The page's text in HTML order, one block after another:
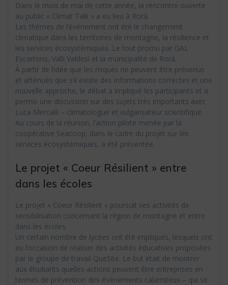
Dans le mois de mai de cette année, la rencontre ouverte
au public « Climat Talk » a eu lieu à Rorà.
Les thèmes de l’événement ont été le changement
climatique dans les territoires de montagne, la résilience et
les services écosystémiques. Le tout promu par GAL
Escartons, Valli Valdesi et la municipalité de Rorà.
À partir de l’idée que les risques ne peuvent être prévenus
et atténués que s’il existe des informations correctes et une
nouvelle approche, le débat a impliqué les participants et a
permis une discussion sur des sujets très importants avec
Luca Mercalli – climatologue et vulgarisateur scientifique.
Au cours de la réunion, l’action pilote menée par la
coopérative Seacoop, dans le cadre du projet sur les
services écosystémiques, a été présentée.
Le projet « Coeur Résilient » entre
dans les écoles
Le projet « Coeur Résilient » poursuit ses activités de
sensibilisation concernant la région de montagne et entre
dans les écoles.
Un certain nombre de lycées ont été impliqués, lesquels ont
eu l’occasion de réaliser des activités éducatives proposées
par le groupe de travail QueSite. Le but était de montrer
aux étudiants quelles actions peuvent être entreprises en
termes de prévention des événements calamiteux – qui se